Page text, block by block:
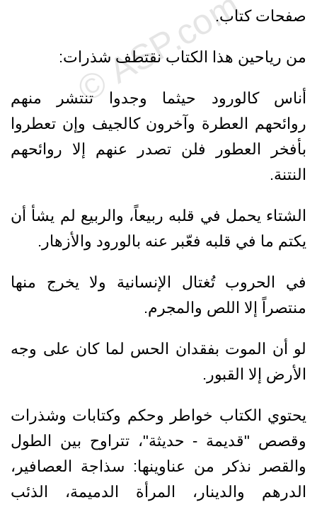
صفحات كتاب.
من رياحين هذا الكتاب نقتطف شذرات:
أناس كالورود حيثما وجدوا تنتشر منهم
روائحهم العطرة وآخرون كالجيف وإن تعطروا
بأفخر العطور فلن تصدر عنهم إلا روائحهم
النتنة.
الشتاء يحمل في قلبه ربيعاً، والربيع لم يشأ أن
يكتم ما في قلبه فعّبر عنه بالورود والأزهار.
في الحروب تُغتال الإنسانية ولا يخرج منها
منتصراً إلا اللص والمجرم.
لو أن الموت بفقدان الحس لما كان على وجه
الأرض إلا القبور.
يحتوي الكتاب خواطر وحكم وكتابات وشذرات
وقصص "قديمة - حديثة"، تتراوح بين الطول
والقصر نذكر من عناوينها: سذاجة العصافير،
الدرهم والدينار، المرأة الدميمة، الذئب